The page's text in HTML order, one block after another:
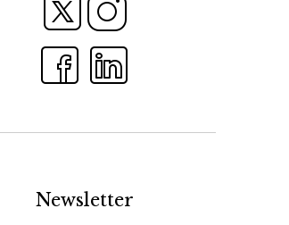
Newsletter